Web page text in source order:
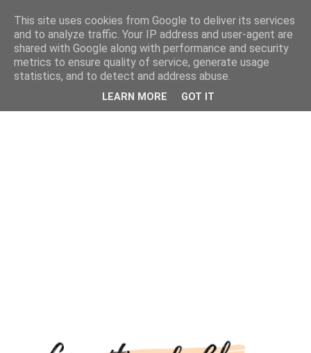
This site uses cookies from Google to deliver its services
and to analyze traffic. Your IP address and user-agent are
shared with Google along with performance and security
metrics to ensure quality of service, generate usage
statistics, and to detect and address abuse.
LEARN MORE GOT IT